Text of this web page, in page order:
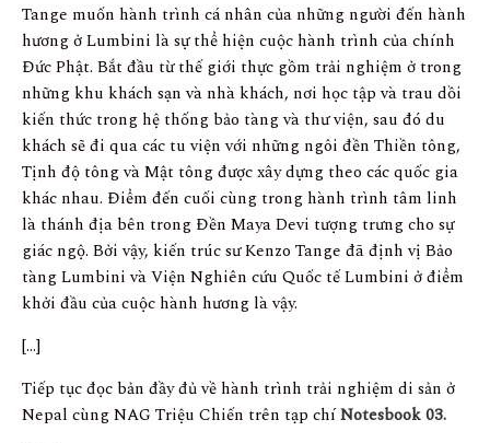
Tange muốn hành trình cá nhân của những người đến hành
hương ở Lumbini là sự thể hiện cuộc hành trình của chính
Đức Phật. Bắt đầu từ thế giới thực gồm trải nghiệm ở trong
những khu khách sạn và nhà khách, nơi học tập và trau dồi
kiến thức trong hệ thống bảo tàng và thư viện, sau đó du
khách sẽ đi qua các tu viện với những ngôi đền Thiền tông,
Tịnh độ tông và Mật tông được xây dựng theo các quốc gia
khác nhau. Điểm đến cuối cùng trong hành trình tâm linh
là thánh địa bên trong Đền Maya Devi tượng trưng cho sự
giác ngộ. Bởi vậy, kiến trúc sư Kenzo Tange đã định vị Bảo
tàng Lumbini và Viện Nghiên cứu Quốc tế Lumbini ở điểm
khởi đầu của cuộc hành hương là vậy.
[…]
Tiếp tục đọc bản đầy đủ về hành trình trải nghiệm di sản ở
Nepal cùng NAG Triệu Chiến trên tạp chíNotesbook 03.